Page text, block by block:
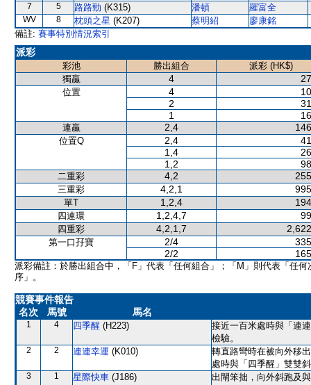
7 5 路路勁 (K315) 潘頓 羅富全
WV 8 枕頭之星 (K207) 蔡明紹
廖康銘
備註: 賽事特別情況索引
派彩
彩池 勝出組合
派彩 (HK$)
獨贏
4
位置 4
2
1
連贏 2,4
位置Q 2,4
1,4
1,2
二重彩 4,2
三重彩 4,2,1
單T 1,2,4
四連環 1,2,4,7
四重彩 4,2,1,7
第一口孖寶 2/4
2/2
派彩備註：於勝出組合中，「F」代表「任何組合」；「M」則代表「任何
序」。
競賽事件報告
名次
馬號 馬名
1 4 四季醒 (H223)
接近一百米處時與「連
檢驗。
2 2 連連幸運 (K010)
轉直路彎時在被向外移
處時與「四季醒」雙雙
3 1 星際快車 (J186)
出閘笨拙，向外斜跑及